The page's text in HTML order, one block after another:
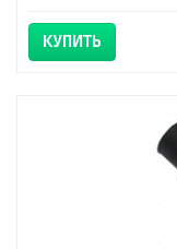
КУПИТЬ